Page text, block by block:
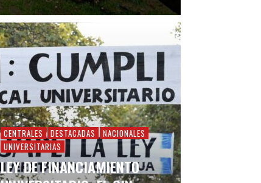
CENTRALES DESTACADAS
NACIONALES
UNIVERSITARIAS
LEY DE FINANCIAMIENTO